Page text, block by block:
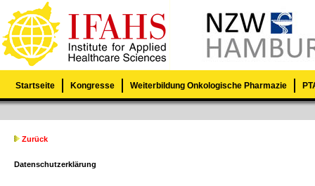
Startseite Kongresse Weiterbildung Onkologische Pharmazie
Zurück
Datenschutzerklärung